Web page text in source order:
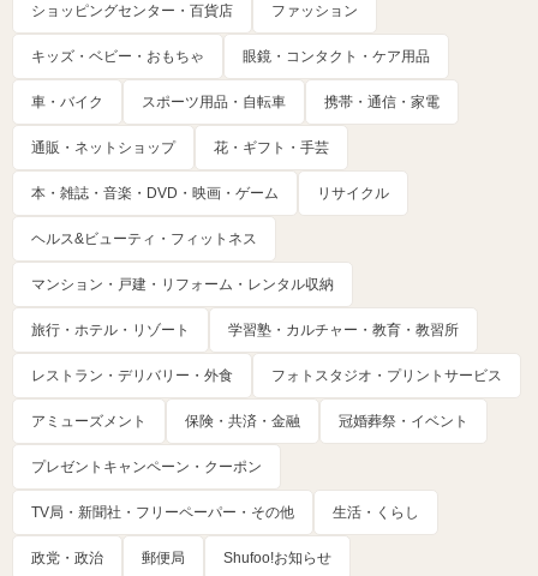
ショッピングセンター・百貨店 ファッション
キッズ・ベビー・おもちゃ 眼鏡・コンタクト・ケア用品
車・バイク スポーツ用品・自転車 携帯・通信・家電
通販・ネットショップ 花・ギフト・手芸
本・雑誌・音楽・DVD・映画・ゲーム リサイクル
ヘルス&ビューティ・フィットネス
マンション・戸建・リフォーム・レンタル収納
旅行・ホテル・リゾート 学習塾・カルチャー・教育・教習所
レストラン・デリバリー・外食 フォトスタジオ・プリントサービス
アミューズメント 保険・共済・金融 冠婚葬祭・イベント
プレゼントキャンペーン・クーポン
TV局・新聞社・フリーペーパー・その他 生活・くらし
政党・政治 郵便局 Shufoo!お知らせ